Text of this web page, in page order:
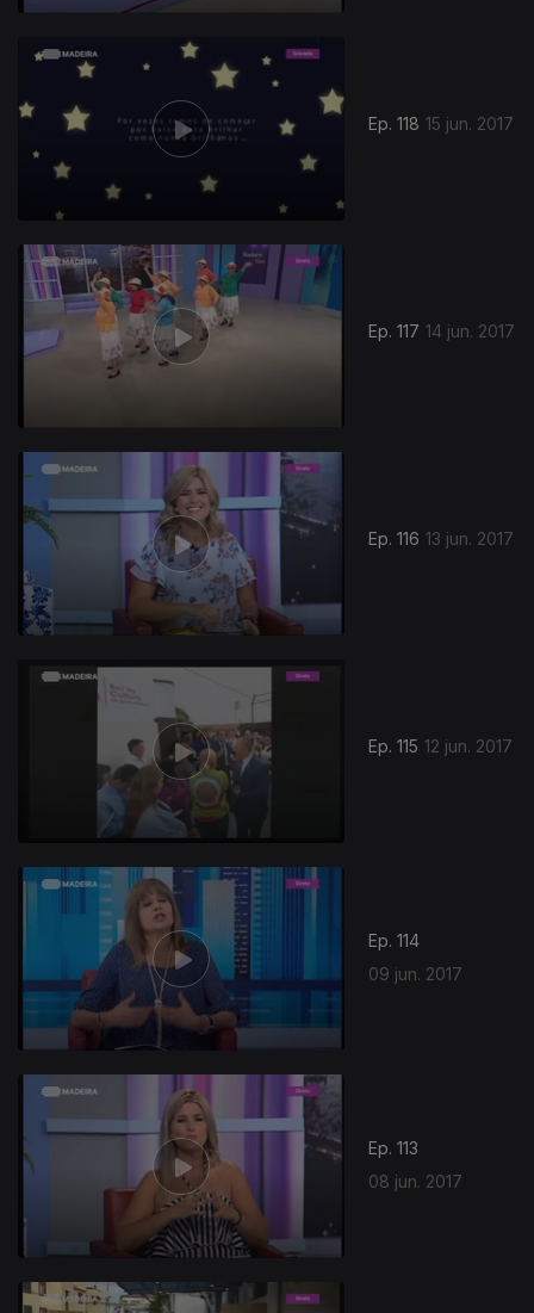
Ep. 118 15 jun. 2017
Ep. 117 14 jun. 2017
Ep. 116 13 jun. 2017
Ep. 115 12 jun. 2017
Ep. 114
09 jun. 2017
Ep. 113
08 jun. 2017